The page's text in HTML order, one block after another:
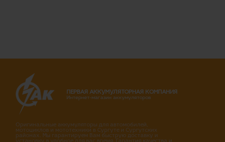
ПЕРВАЯ АККУМУЛЯТОРНАЯ КОМПАНИЯ
Интернет-магазин аккумуляторов
Оригинальные аккумуляторы для автомобилей,
мотоциклов и мототехники в Сургуте и Сургутских
районах. Мы гарантируем Вам быструю доставку и